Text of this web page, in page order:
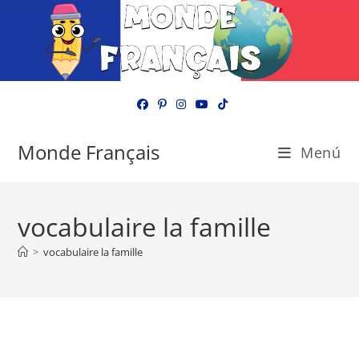
Monde Français Menú
vocabulaire la famille
> vocabulaire la famille